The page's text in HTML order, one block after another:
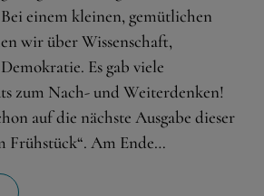
einem kleinen, gemütlichen
wir über Wissenschaft,
Es gab viele
zum Nach- und Weiterdenken!
auf die nächste Ausgabe dieser
Frühstück“. Am Ende…